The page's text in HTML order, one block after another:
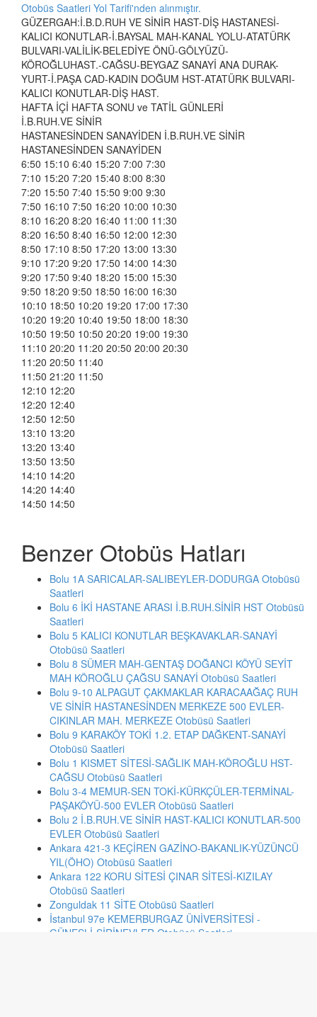
Otobüs Saatleri Yol Tarifi'nden alınmıştır.
GÜZERGAH:İ.B.D.RUH VE SİNİR HAST-DİŞ HASTANESİ-
KALICI KONUTLAR-İ.BAYSAL MAH-KANAL YOLU-ATATÜRK
BULVARI-VALİLİK-BELEDİYE ÖNÜ-GÖLYÜZÜ-
KÖROĞLUHAST.-CAĞSU-BEYGAZ SANAYİ ANA DURAK-
YURT-İ.PAŞA CAD-KADIN DOĞUM HST-ATATÜRK BULVARI-
KALICI KONUTLAR-DİŞ HAST.
HAFTA İÇİ HAFTA SONU ve TATİL GÜNLERİ
İ.B.RUH.VE SİNİR
HASTANESİNDEN SANAYİDEN İ.B.RUH.VE SİNİR
HASTANESİNDEN SANAYİDEN
6:50 15:10 6:40 15:20 7:00 7:30
7:10 15:20 7:20 15:40 8:00 8:30
7:20 15:50 7:40 15:50 9:00 9:30
7:50 16:10 7:50 16:20 10:00 10:30
8:10 16:20 8:20 16:40 11:00 11:30
8:20 16:50 8:40 16:50 12:00 12:30
8:50 17:10 8:50 17:20 13:00 13:30
9:10 17:20 9:20 17:50 14:00 14:30
9:20 17:50 9:40 18:20 15:00 15:30
9:50 18:20 9:50 18:50 16:00 16:30
10:10 18:50 10:20 19:20 17:00 17:30
10:20 19:20 10:40 19:50 18:00 18:30
10:50 19:50 10:50 20:20 19:00 19:30
11:10 20:20 11:20 20:50 20:00 20:30
11:20 20:50 11:40
11:50 21:20 11:50
12:10 12:20
12:20 12:40
12:50 12:50
13:10 13:20
13:20 13:40
13:50 13:50
14:10 14:20
14:20 14:40
14:50 14:50
Benzer Otobüs Hatları
Bolu 1A SARICALAR-SALIBEYLER-DODURGA Otobüsü
Saatleri
Bolu 6 İKİ HASTANE ARASI İ.B.RUH.SİNİR HST Otobüsü
Saatleri
Bolu 5 KALICI KONUTLAR BEŞKAVAKLAR-SANAYİ
Otobüsü Saatleri
Bolu 8 SÜMER MAH-GENTAŞ DOĞANCI KÖYÜ SEYİT
MAH KÖROĞLU ÇAĞSU SANAYİ Otobüsü Saatleri
Bolu 9-10 ALPAGUT ÇAKMAKLAR KARACAAĞAÇ RUH
VE SİNİR HASTANESİNDEN MERKEZE 500 EVLER-
CIKINLAR MAH. MERKEZE Otobüsü Saatleri
Bolu 9 KARAKÖY TOKİ 1.2. ETAP DAĞKENT-SANAYİ
Otobüsü Saatleri
Bolu 1 KISMET SİTESİ-SAĞLIK MAH-KÖROĞLU HST-
CAĞSU Otobüsü Saatleri
Bolu 3-4 MEMUR-SEN TOKİ-KÜRKÇÜLER-TERMİNAL-
PAŞAKÖYÜ-500 EVLER Otobüsü Saatleri
Bolu 2 İ.B.RUH.VE SİNİR HAST-KALICI KONUTLAR-500
EVLER Otobüsü Saatleri
Ankara 421-3 KEÇİREN GAZİNO-BAKANLIK-YÜZÜNCÜ
YIL(ÖHO) Otobüsü Saatleri
Ankara 122 KORU SİTESİ ÇINAR SİTESİ-KIZILAY
Otobüsü Saatleri
Zonguldak 11 SİTE Otobüsü Saatleri
İstanbul 97e KEMERBURGAZ ÜNİVERSİTESİ -
GÜNEŞLİ-ŞİRİNEVLER Otobüsü Saatleri